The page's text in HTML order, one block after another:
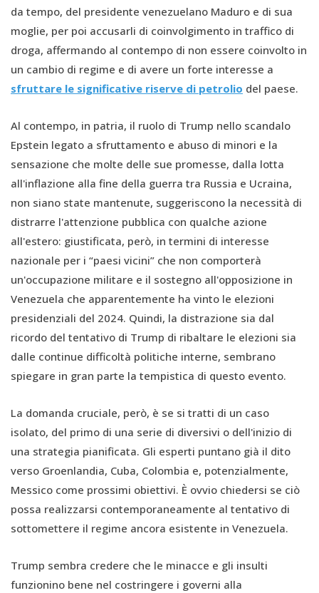
da tempo, del presidente venezuelano Maduro e di sua
moglie, per poi accusarli di coinvolgimento in traffico di
droga, affermando al contempo di non essere coinvolto in
un cambio di regime e di avere un forte interesse a
sfruttare le significative riserve di petrolio del paese.
Al contempo, in patria, il ruolo di Trump nello scandalo
Epstein legato a sfruttamento e abuso di minori e la
sensazione che molte delle sue promesse, dalla lotta
all'inflazione alla fine della guerra tra Russia e Ucraina,
non siano state mantenute, suggeriscono la necessità di
distrarre l'attenzione pubblica con qualche azione
all'estero: giustificata, però, in termini di interesse
nazionale per i “paesi vicini” che non comporterà
un'occupazione militare e il sostegno all'opposizione in
Venezuela che apparentemente ha vinto le elezioni
presidenziali del 2024. Quindi, la distrazione sia dal
ricordo del tentativo di Trump di ribaltare le elezioni sia
dalle continue difficoltà politiche interne, sembrano
spiegare in gran parte la tempistica di questo evento.
La domanda cruciale, però, è se si tratti di un caso
isolato, del primo di una serie di diversivi o dell'inizio di
una strategia pianificata. Gli esperti puntano già il dito
verso Groenlandia, Cuba, Colombia e, potenzialmente,
Messico come prossimi obiettivi. È ovvio chiedersi se ciò
possa realizzarsi contemporaneamente al tentativo di
sottomettere il regime ancora esistente in Venezuela.
Trump sembra credere che le minacce e gli insulti
funzionino bene nel costringere i governi alla